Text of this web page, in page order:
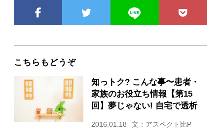
こちらもどうぞ
知っトク? こんな事〜患者・
家族のお役立ち情報【第15
回】夢じゃない! 自宅で透析
2016.01.18 文：アスペクト比P